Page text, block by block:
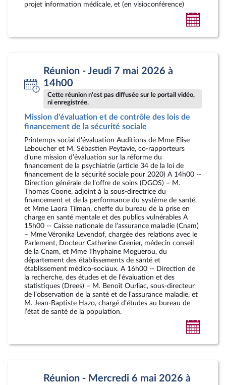
projet information médicale, et (en visioconférence)
au
Réunion - Jeudi 7 mai 2026 à
14h00
Cette réunion n'est pas diffusée sur le portail vidéo,
ni enregistrée.
Mission d'évaluation et de contrôle des lois de
financement de la sécurité sociale
Printemps social d'évaluation Auditions de Mme Elise
Leboucher et M. Sébastien Peytavie, co-rapporteurs
d’une mission d’évaluation sur la réforme du
financement de la psychiatrie (article 34 de la loi de
financement de la sécurité sociale pour 2020) A 14h00 --
Direction générale de l’offre de soins (DGOS) – M.
Thomas Coone, adjoint à la sous-directrice du
financement et de la performance du système de santé,
et Mme Laora Tilman, cheffe du bureau de la prise en
charge en santé mentale et des publics vulnérables A
15h00 -- Caisse nationale de l’assurance maladie (Cnam)
– Mme Véronika Levendof, chargée des relations avec le
Parlement, Docteur Catherine Grenier, médecin conseil
de la Cnam, et Mme Thyphaine Moguerou, du
département des établissements de santé et
établissement médico-sociaux. A 16h00 -- Direction de
la recherche, des études et de l’évaluation et des
statistiques (Drees) – M. Benoît Ourliac, sous-directeur
de l’observation de la santé et de l’assurance maladie, et
M. Jean-Baptiste Hazo, chargé d’études au bureau de
l’état de santé de la population.
au
Réunion - Mercredi 6 mai 2026 à